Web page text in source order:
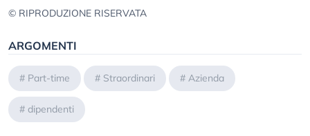
© RIPRODUZIONE RISERVATA
ARGOMENTI
# Part-time # Straordinari # Azienda
# dipendenti